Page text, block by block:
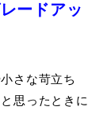
ードアッ
さな苛立ち
思ったときに